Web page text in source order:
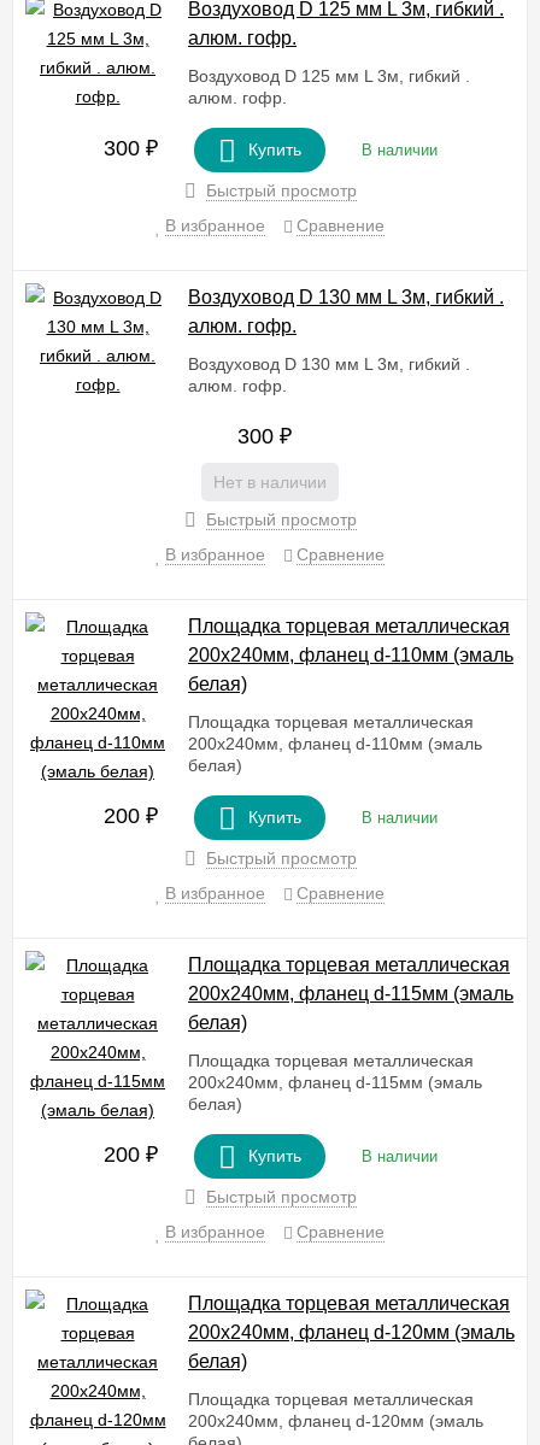
Воздуховод D 125 мм L 3м, гибкий .
алюм. гофр.
Воздуховод D 125 мм L 3м, гибкий .
алюм. гофр.
300 ₽ Купить В наличии
Быстрый просмотр
В избранное
Сравнение
Воздуховод D 130 мм L 3м, гибкий .
алюм. гофр.
Воздуховод D 130 мм L 3м, гибкий .
алюм. гофр.
300 ₽
Нет в наличии
Быстрый просмотр
В избранное
Сравнение
Площадка торцевая металлическая
200х240мм, фланец d-110мм (эмаль
белая)
Площадка торцевая металлическая
200х240мм, фланец d-110мм (эмаль
белая)
200 ₽ Купить В наличии
Быстрый просмотр
В избранное
Сравнение
Площадка торцевая металлическая
200х240мм, фланец d-115мм (эмаль
белая)
Площадка торцевая металлическая
200х240мм, фланец d-115мм (эмаль
белая)
200 ₽ Купить В наличии
Быстрый просмотр
В избранное
Сравнение
Площадка торцевая металлическая
200х240мм, фланец d-120мм (эмаль
белая)
Площадка торцевая металлическая
200х240мм, фланец d-120мм (эмаль